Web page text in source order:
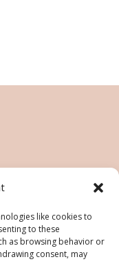
like cookies to
to these
as browsing behavior or
consent, may